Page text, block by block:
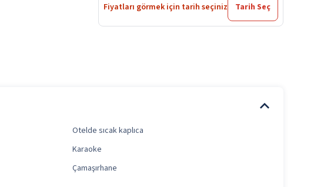
Fiyatları görmek için tarih seçiniz Tarih Seç
Otelde sıcak kaplıca
Karaoke
Çamaşırhane